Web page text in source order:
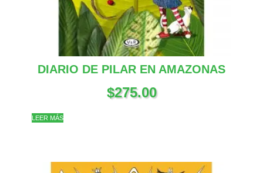
DIARIO DE PILAR EN AMAZONAS
$275.00
LEER MÁS